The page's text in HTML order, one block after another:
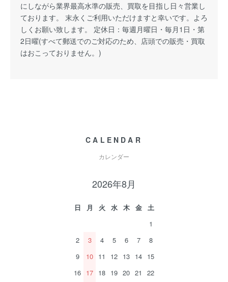
にしながら業界最高水準の販売、買取を目指し日々営業し
ております。 末永くご利用いただけますと幸いです。よろ
しくお願い致します。 定休日：毎週月曜日・毎月1日・第
2日曜(すべて郵送でのご対応のため、店頭での販売・買取
はおこっておりません。)
CALENDAR
カレンダー
2026年8月
日 月 火 水 木 金
土
1
2
3 4 5 6 7
8
9
10 11 12 13 14 15
16 17 18 19 20 21
22